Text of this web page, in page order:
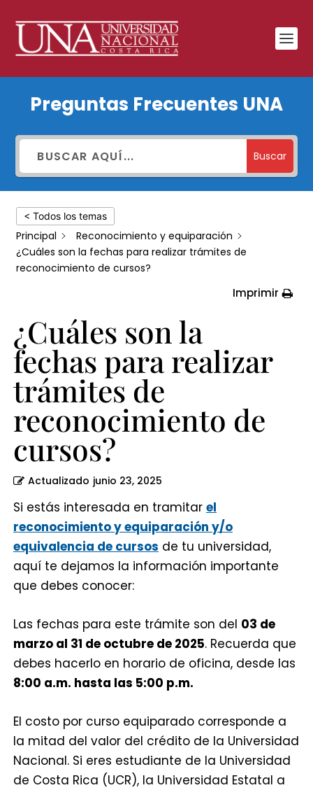
fechas
para
realizar
trámites
de
reconocimiento
cursos?
Preguntas Frecuentes UNA
Buscar
< Todos los temas
Principal
Reconocimiento y equiparación
¿Cuáles son la fechas para realizar trámites de
reconocimiento de cursos?
Imprimir
¿Cuáles son la
fechas para realizar
trámites de
reconocimiento de
cursos?
Actualizado junio 23, 2025
Si estás interesada en tramitar el
reconocimiento y equiparación y/o
equivalencia de cursos de tu universidad,
aquí te dejamos la información importante
que debes conocer:
Las fechas para este trámite son del 03 de
marzo al 31 de octubre de 2025. Recuerda que
debes hacerlo en horario de oficina, desde las
8:00 a.m. hasta las 5:00 p.m.
El costo por curso equiparado corresponde a
la mitad del valor del crédito de la Universidad
Nacional. Si eres estudiante de la Universidad
de Costa Rica (UCR), la Universidad Estatal a